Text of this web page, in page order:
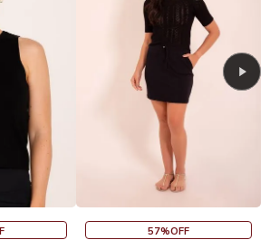
57%OFF